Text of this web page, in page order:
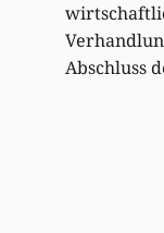
Abschluss